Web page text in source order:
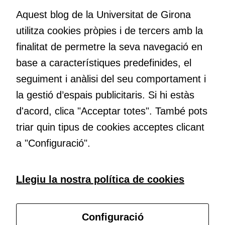
Volem crear espais de reflexió i de debat, espais on qüestionar-
nos el que estem fent, atrevir-nos a pensar noves i millors
maneres de fer-ho i generar plegats idees innovadores.
Educació
transformació. Volem contribuir a millorar-la impulsant
metodologies docents actives i ambients d’aprenentatge
dinàmics.
Subscriu-te al butlletí
Configura les cookies
Aquest blog de la Universitat de Girona
utilitza cookies pròpies i de tercers amb la
finalitat de permetre la seva navegació en
base a característiques predefinides, el
seguiment i anàlisi del seu comportament i
la gestió d’espais publicitaris. Si hi estàs
d'acord, clica "Acceptar totes". També pots
triar quin tipus de cookies acceptes clicant
a "Configuració".
Llegiu la nostra política de cookies
Configuració
millorar la
funcionalitat
del lloc
web, en
com aquest
lloc web
s'utilitzi.
nostre lloc web
rendiment
possible durant